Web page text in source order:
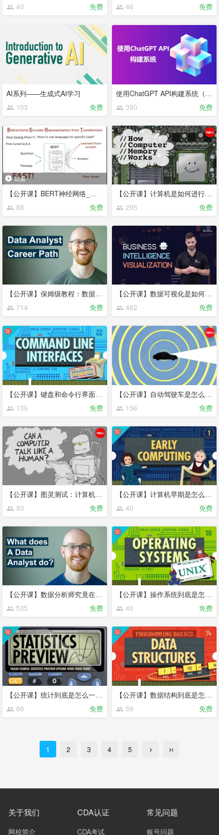
40
免费
46
免费
AI系列——生成式AI学习
103
免费
使用ChatGPT API构建系统（吴恩达和Open AI的合作课程第二期）
390
免费
试看
【公开课】BERT神经网络_解释清楚了!
88
免费
【公开课】计算机是如何进行记忆的？
295
免费
【公开课】保姆级教程：数据分析师的职业发展路径
714
免费
【公开课】数据可视化是如何给报表“注入灵魂”的
482
免费
【公开课】键盘和命令行界面是怎么一回事儿
136
免费
【公开课】自动驾驶车是怎么看路的？
156
免费
【公开课】图灵测试：计算机会被误认为是人类吗
93
免费
【公开课】计算机早期是怎么样的
40
免费
【公开课】数据分析师究竟在做些什么
535
免费
【公开课】操作系统到底是怎么一回事？终于有人说清楚了
40
免费
【公开课】统计到底是怎么一回事？终于有人说清楚了
68
免费
【公开课】数据结构到底是怎么一回事？终于有人说清楚了
59
免费
1 2 3 4 5
关于我们
网校简介
CDA认证
CDA考试
常见问题
账号问题